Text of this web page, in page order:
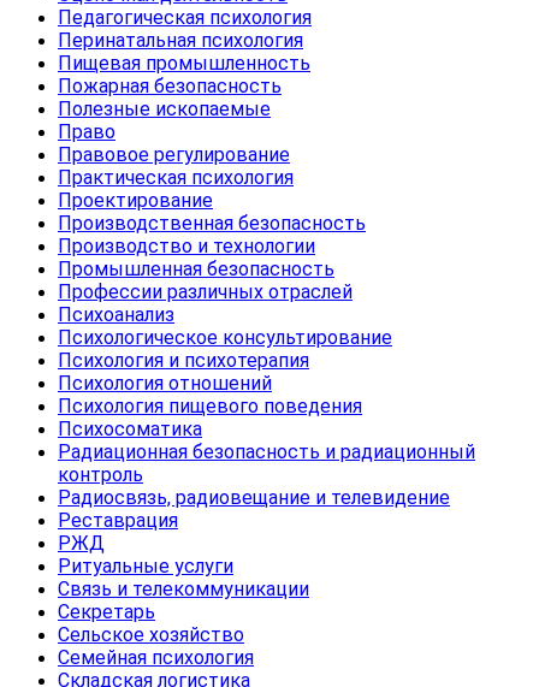
Педагогическая психология
Перинатальная психология
Пищевая промышленность
Пожарная безопасность
Полезные ископаемые
Право
Правовое регулирование
Практическая психология
Проектирование
Производственная безопасность
Производство и технологии
Промышленная безопасность
Профессии различных отраслей
Психоанализ
Психологическое консультирование
Психология и психотерапия
Психология отношений
Психология пищевого поведения
Психосоматика
Радиационная безопасность и радиационный
контроль
Радиосвязь, радиовещание и телевидение
Реставрация
РЖД
Ритуальные услуги
Связь и телекоммуникации
Секретарь
Сельское хозяйство
Семейная психология
Складская логистика